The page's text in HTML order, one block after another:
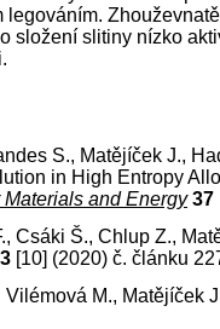
složení slitiny nízko
S., Matějíček J.,
in High Entropy
and Energy 37
Csáki Š., Chlup Z.,
[10] (2020) č. článku
M.,